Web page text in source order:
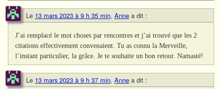
Le 13 mars 2023 à 9 h 35 min, Anne a dit :
J’ai remplacé le mot choses par rencontres et j’ai trouvé que les 2
citations effectivement convenaient. Tu as connu la Merveille,
l’instant particulier, la grâce. Je te souhaite un bon retour. Namasté!
Le 13 mars 2023 à 9 h 37 min, Anne a dit :